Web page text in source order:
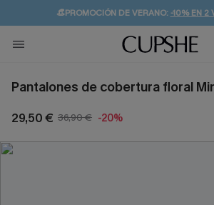
👒PROMOCIÓN DE VERANO:-10% EN 2
💌¡SUSCRIBIRSE & GANAR -10%
🚚ENVÍO GRATUITO A PARTIR DE
Pantalones de cobertura floral
29,50 € 36,90 € -20%